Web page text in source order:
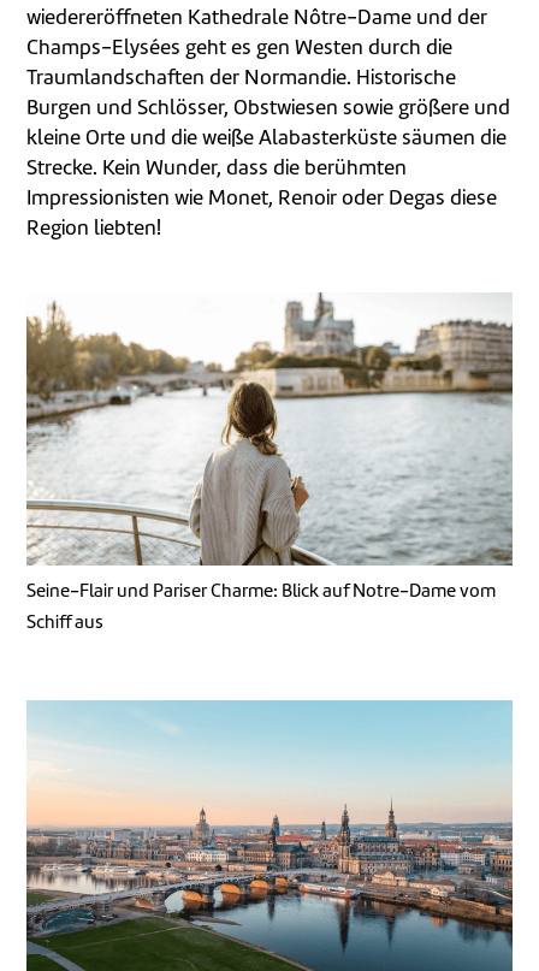
wiedereröffneten Kathedrale Nôtre-Dame und der
Champs-Elysées geht es gen Westen durch die
Traumlandschaften der Normandie. Historische
Burgen und Schlösser, Obstwiesen sowie größere und
kleine Orte und die weiße Alabasterküste säumen die
Strecke. Kein Wunder, dass die berühmten
Impressionisten wie Monet, Renoir oder Degas diese
Region liebten!
Seine-Flair und Pariser Charme: Blick auf Notre-Dame vom
Schiff aus